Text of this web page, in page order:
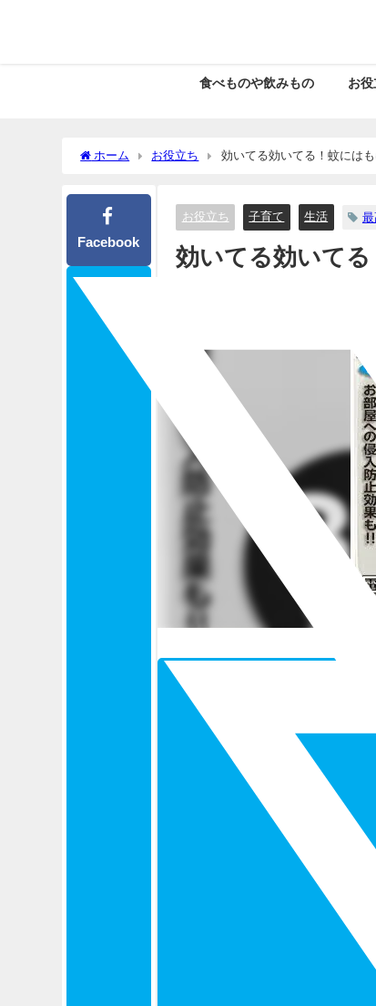
食べものや飲みもの お役
ホーム お役立ち 効いてる効いてる！蚊には
Facebook
お役立ち 子育て 生活 最
効いてる効いて